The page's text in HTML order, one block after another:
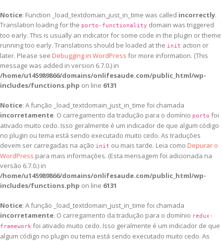
Notice: Function _load_textdomain_just_in_time was called incorrectly.
Translation loading for the porto-functionality domain was triggered
too early. This is usually an indicator for some code in the plugin or theme
running too early. Translations should be loaded at the init action or
later. Please see Debugging in WordPress for more information. (This
message was added in version 6.7.0.) in
/home/u145989866/domains/onlifesaude.com/public_html/wp-
includes/functions.php on line 6131
Notice: A função _load_textdomain_just_in_time foi chamada
incorretamente. O carregamento da tradução para o domínio porto foi
ativado muito cedo. Isso geralmente é um indicador de que algum código
no plugin ou tema está sendo executado muito cedo. As traduções
devem ser carregadas na ação init ou mais tarde. Leia como Depurar o
WordPress para mais informações. (Esta mensagem foi adicionada na
versão 6.7.0.) in
/home/u145989866/domains/onlifesaude.com/public_html/wp-
includes/functions.php on line 6131
Notice: A função _load_textdomain_just_in_time foi chamada
incorretamente. O carregamento da tradução para o domínio redux-
framework foi ativado muito cedo. Isso geralmente é um indicador de que
algum código no plugin ou tema está sendo executado muito cedo. As